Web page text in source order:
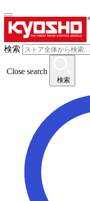
検索
Close search
検索